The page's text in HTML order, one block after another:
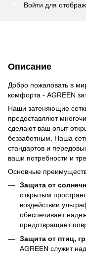
Войти для
Описание
Добро пожаловать в
комфорта - AGREEN
Наши затеняющие
предоставляют
сделают ваш опыт
беззаботным. Наша
стандартов и
ваши потребности и
Основные
Защита от
открытым
воздействии
обеспечивает
предотвращает
Защита от птиц,
AGREEN служит